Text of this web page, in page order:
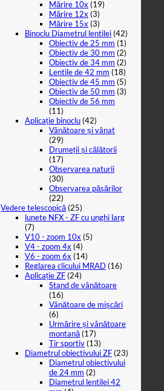
Mărire 10x (19)
Mărire 12x (3)
Mărire 15x (3)
Binoclu Diametrul lentilei(42)
Obiectiv de 25 mm (1)
Obiectiv de 30 mm (2)
Obiectiv de 34 mm (2)
Lentile de 42 mm (18)
Obiectiv de 45 mm (5)
Obiectiv de 50 mm (3)
Obiectiv de 56 mm
(11)
Aplicație binoclu(42)
Vânătoare și vânat
(29)
Drumeții și călătorii
(17)
Observarea naturii
(30)
Observarea păsărilor
(22)
Vedere telescopică(25)
lunete NFX - ZF cu unghi larg
(7)
V10 - zoom 10x (5)
V4 - zoom 4x (4)
V6 - zoom 6x (14)
Reglarea clicului MRAD(16)
Aplicație ZF(24)
Stand de vânătoare
(16)
Vânătoare de mișcări
(6)
Urmărire și vânătoare
montană(17)
Tir sportiv(13)
Diametrul obiectivului ZF(23)
Diametrul obiectivului
de 24 mm (2)
Diametrul lentilei 42